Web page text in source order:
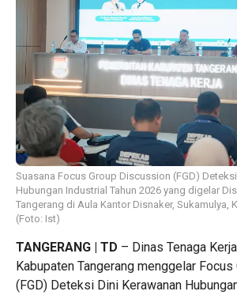
Suasana Focus Group Discussion (FGD)
Hubungan Industrial Tahun 2026 yang digelar
Tangerang di Aula Kantor Disnaker, Sukamulya,
(Foto: Ist)
TANGERANG | TD – Dinas Tenaga
Kabupaten Tangerang menggelar
(FGD) Deteksi Dini Kerawanan